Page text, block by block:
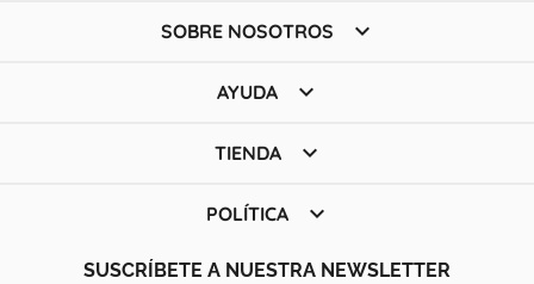
SOBRE NOSOTROS 
AYUDA 
TIENDA 
POLÍTICA 
SUSCRÍBETE A NUESTRA NEWSLETTER